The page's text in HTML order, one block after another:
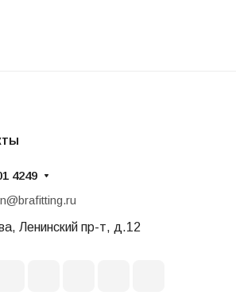
4249
Ленинский пр-т, д.12